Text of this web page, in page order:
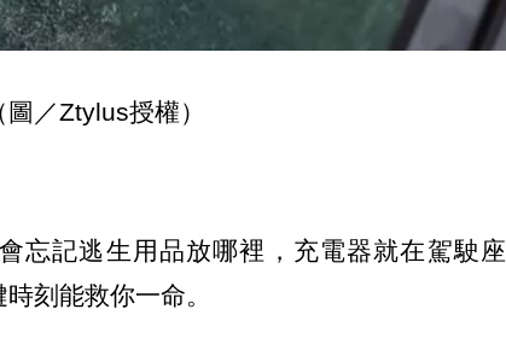
／Ztylus授權）
忘記逃生用品放哪裡，充電器就在駕駛座
刻能救你一命。